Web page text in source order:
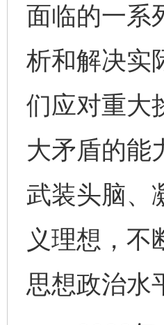
面临的一系
析和解决实
们应对重大
大矛盾的能
武装头脑、
义理想，不
思想政治水